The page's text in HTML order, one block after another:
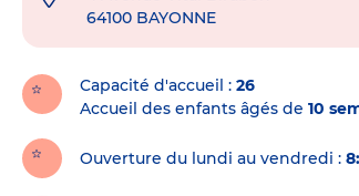
Adresse
crèche
64100 BAYONNE
Capacité d'accueil
26
Accueil des enfants âgés de 10
Ouverture du lundi au vendredi :